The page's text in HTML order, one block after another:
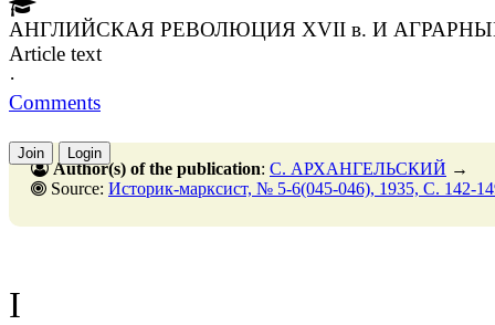
АНГЛИЙСКАЯ РЕВОЛЮЦИЯ XVII в. И
Article text
·
Comments
Join Login
Author(s) of the publication: С. АРХАНГЕЛЬСКИЙ →
Source: Историк-марксист, № 5-6(045-046), 1935, C. 142-
I